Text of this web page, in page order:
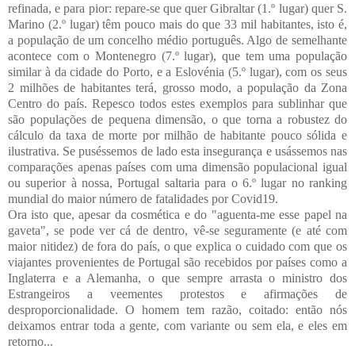
refinada, e para pior: repare-se que quer Gibraltar (1.º lugar) quer S.
Marino (2.º lugar) têm pouco mais do que 33 mil habitantes, isto é,
a população de um concelho médio português. Algo de semelhante
acontece com o Montenegro (7.º lugar), que tem uma população
similar à da cidade do Porto, e a Eslovénia (5.º lugar), com os seus
2 milhões de habitantes terá, grosso modo, a população da Zona
Centro do país. Repesco todos estes exemplos para sublinhar que
são populações de pequena dimensão, o que torna a robustez do
cálculo da taxa de morte por milhão de habitante pouco sólida e
ilustrativa. Se puséssemos de lado esta insegurança e usássemos nas
comparações apenas países com uma dimensão populacional igual
ou superior à nossa, Portugal saltaria para o 6.º lugar no ranking
mundial do maior número de fatalidades por Covid19.
Ora isto que, apesar da cosmética e do "aguenta-me esse papel na
gaveta", se pode ver cá de dentro, vê-se seguramente (e até com
maior nitidez) de fora do país, o que explica o cuidado com que os
viajantes provenientes de Portugal são recebidos por países como a
Inglaterra e a Alemanha, o que sempre arrasta o ministro dos
Estrangeiros a veementes protestos e afirmações de
desproporcionalidade. O homem tem razão, coitado: então nós
deixamos entrar toda a gente, com variante ou sem ela, e eles em
retorno...